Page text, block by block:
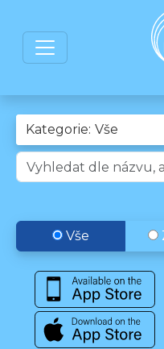
Kategorie:
Vše